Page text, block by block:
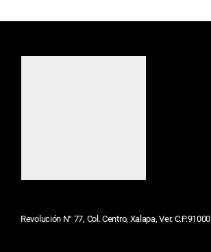
Revolución N° 77, Col. Centro, Xalapa, Ver. C.P.91000